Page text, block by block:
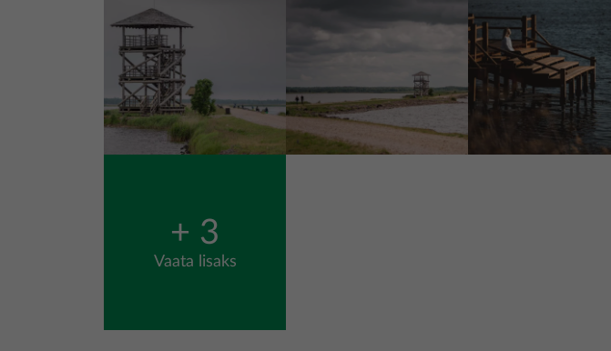
+ 3
Vaata lisaks